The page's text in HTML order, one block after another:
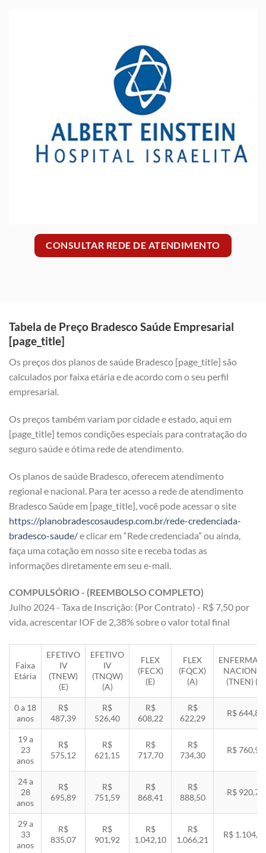
CONSULTAR REDE DE ATENDIMENTO
Tabela de Preço Bradesco Saúde Empresarial
[page_title]
Os preços dos planos de saúde Bradesco [page_title] são
calculados por faixa etária e de acordo com o seu perfil
empresarial.
Os preços também variam por cidade e estado, aqui em
[page_title] temos condições especiais para contratação do
seguro saúde e ótima rede de atendimento.
Os planos de saúde Bradesco, oferecem atendimento
regional e nacional. Para ter acesso a rede de atendimento
Bradesco Saúde em [page_title], você pode acessar o site
https://planobradescosaudesp.com.br/rede-credenciada-
bradesco-saude/e clicar em “Rede credenciada” ou ainda,
faça uma cotação em nosso site e receba todas as
informações diretamente em seu e-mail.
COMPULSÓRIO - (REEMBOLSO COMPLETO)
Julho 2024 - Taxa de Inscrição: (Por Contrato) - R$ 7,50 por
vida, acrescentar IOF de 2,38% sobre o valor total final
Faixa
Etária
EFETIVO
IV
(TNEW)
(E)
EFETIVO
IV
(TNQW)
(A)
FLEX
(FECX)
(E)
FLEX
(FQCX)
(A)
(TNEN) (E)
0 a 18
anos
R$
487,39
R$
526,40
R$
608,22
R$
622,29
R$ 644,85
19 a
23
anos
R$
575,12
R$
621,15
R$
717,70
R$
734,30
R$ 760,92
24 a
28
anos
R$
695,89
R$
751,59
R$
868,41
R$
888,50
R$ 920,71
29 a
33
anos
R$
835,07
R$
901,92
R$
1.042,10
R$
1.066,21
R$